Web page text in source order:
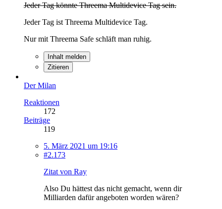
Jeder Tag könnte Threema Multidevice Tag sein.
Jeder Tag ist Threema Multidevice Tag.
Nur mit Threema Safe schläft man ruhig.
Inhalt melden
Zitieren
Der Milan
Reaktionen
172
Beiträge
119
5. März 2021 um 19:16
#2.173
Zitat von Ray
Also Du hättest das nicht gemacht, wenn dir
Milliarden dafür angeboten worden wären?